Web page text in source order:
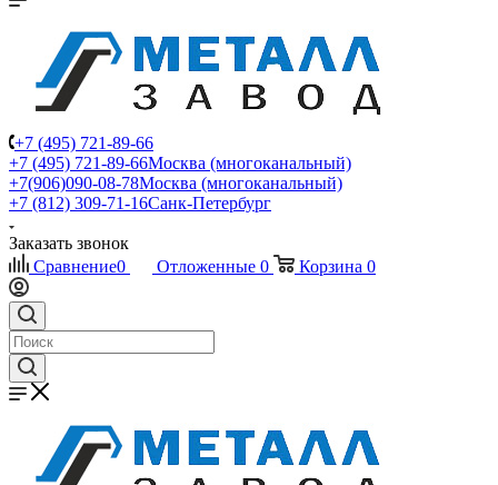
+7 (495) 721-89-66
+7 (495) 721-89-66Москва (многоканальный)
+7(906)090-08-78Москва (многоканальный)
+7 (812) 309-71-16Санк-Петербург
Заказать звонок
Сравнение0 Отложенные 0 Корзина 0